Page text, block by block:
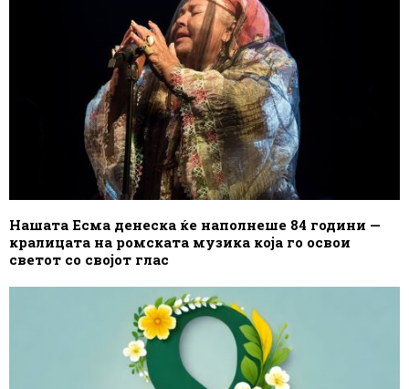
Нашата Есма денеска ќе наполнеше 84 години —
кралицата на ромската музика која го освои
светот со својот глас